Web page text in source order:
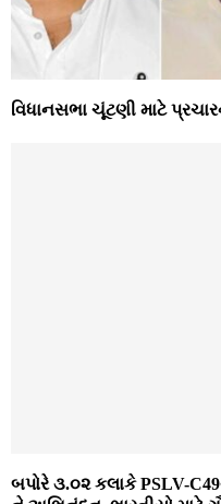
વિધાનસભા ચૂંટણી માટે
બપોરે ૩.૦૨ કલાકે PSLV-